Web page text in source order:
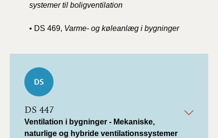
systemer til boligventilation
• DS 469, Varme- og køleanlæg i bygninger
DS 447
Ventilation i bygninger - Mekaniske,
naturlige og hybride ventilationssystemer